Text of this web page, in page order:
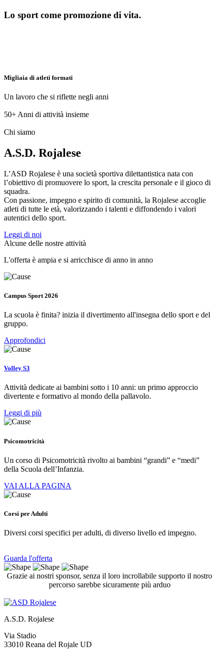
Lo sport come promozione di vita.
Migliaia di atleti formati
Un lavoro che si riflette negli anni
50+ Anni di attività insieme
Chi siamo
A.S.D. Rojalese
L’ASD Rojalese è una società sportiva dilettantistica nata con
l’obiettivo di promuovere lo sport, la crescita personale e il gioco di
squadra.
Con passione, impegno e spirito di comunità, la Rojalese accoglie
atleti di tutte le età, valorizzando i talenti e diffondendo i valori
autentici dello sport.
Leggi di noi
Alcune delle nostre attività
L'offerta è ampia e si arricchisce di anno in anno
Campus Sport 2026
La scuola è finita? inizia il divertimento all'insegna dello sport e del
gruppo.
Approfondici
Volley S3
Attività dedicate ai bambini sotto i 10 anni: un primo approccio
divertente e formativo al mondo della pallavolo.
Leggi di più
Psicomotricità
Un corso di Psicomotricità rivolto ai bambini “grandi” e “medi”
della Scuola dell’Infanzia.
VAI ALLA PAGINA
Corsi per Adulti
Diversi corsi specifici per adulti, di diverso livello ed impegno.
Guarda l'offerta
Grazie ai nostri sponsor, senza il loro incrollabile supporto il nostro
percorso sarebbe sicuramente più arduo
A.S.D. Rojalese
Via Stadio
33010 Reana del Rojale UD